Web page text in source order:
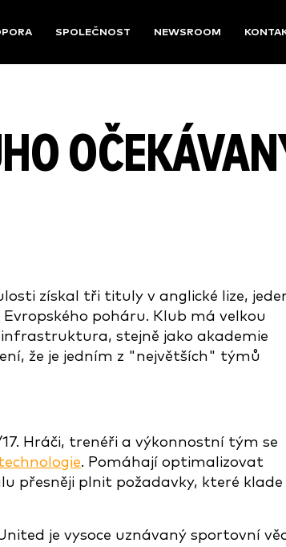
SPOLEČNOST NEWSROOM
získal tři tituly v anglické lize,
poháru. Klub má velkou
stejně jako akademie
že je jedním z "největších" týmů
Hráči, trenéři a výkonnostní tým se
. Pomáhají optimalizovat
přesněji plnit požadavky, které klade
je vysoce uznávaný sportovní